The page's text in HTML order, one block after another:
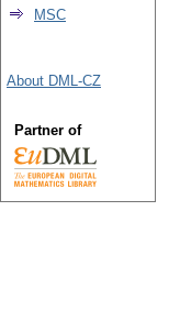
MSC
About DML-CZ
Partner of